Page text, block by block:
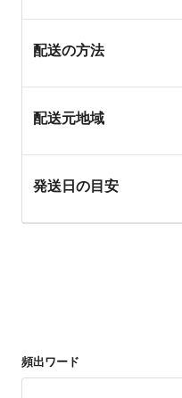
配送の方法
配送元地域
発送日の目安
頻出ワード